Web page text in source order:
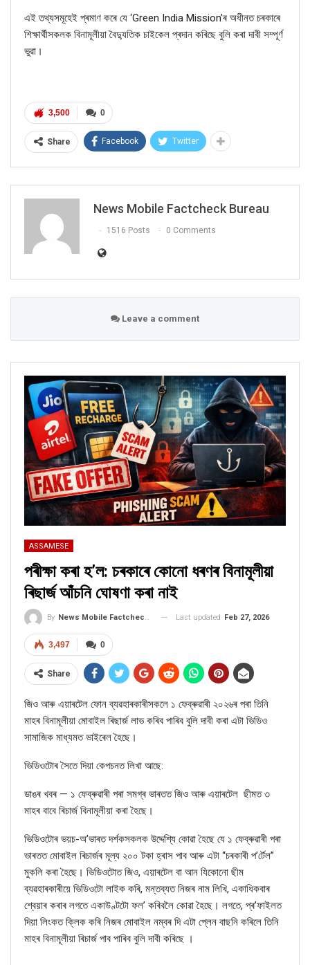
এই তথ্যসমূহেই প্ৰমাণ কৰে যে ‘Green India Mission’ৰ অধীনত চৰকাৰে
শিক্ষাৰ্থীসকলক বিনামূলীয়া বৈদ্যুতিক চাইকেল প্ৰদান কৰিছে বুলি কৰা দাবী সম্পূৰ্ণ
ভুৱা।
0
3,500
Share Facebook Twitter
News Mobile Factcheck Bureau
1516 Posts 0 Comments
Leave a comment
ASSAMESE
পৰীক্ষা কৰা হ’ল: চৰকাৰে কোনো ধৰণৰ বিনামূলীয়া
ৰিছাৰ্জ আঁচনি ঘোষণা কৰা নাই
By News Mobile Factcheck Bureau Last updated Feb 27, 2026
0
3,497
Share
জিও আৰু এয়াৰটেল ফোন ব্যৱহাৰকাৰীসকলে ১ ফেব্ৰুৱাৰী ২০২৬ৰ পৰা তিনি
মাহৰ বিনামূলীয়া মোবাইল ৰিছাৰ্জ লাভ কৰিব পাৰিব বুলি দাবী কৰা এটা ভিডিও
সামাজিক মাধ্যমত ভাইৰেল হৈছে।
ভিডিওটোৰ সৈতে দিয়া কেপচনত লিখা আছে:
ডাঙৰ খবৰ — ১ ফেব্ৰুৱাৰী পৰা সমগ্ৰ ভাৰততজিও আৰু এয়াৰটেল ছীমত ৩
মাহৰ বাবে ৰিচাৰ্জ বিনামূলীয়া কৰা হৈছে।
ভিডিওটোৰ ভয়চ-অ’ভাৰত দৰ্শকসকলক উদ্দেশ্যি কোৱা হৈছে যে ১ ফেব্ৰুৱাৰী পৰা
ভাৰতত মোবাইল ৰিচাৰ্জৰ মূল্য ২০০ টকা হ্ৰাস পাব আৰু এটা “চৰকাৰী প’ৰ্টেল”
মুকলি কৰা হৈছে। ভিডিওটোত জিও, এয়াৰটেল বা আন যিকোনো ছীম
ব্যৱহাৰকাৰীয়ে ভিডিওটো লাইক কৰি, মন্তব্যত নিজৰ নাম লিখি, একাধিকবাৰ
শ্বেয়াৰ কৰাৰ লগতে একাউণ্টটো ফল’ কৰিবলৈ কোৱা হৈছে। লগতে, প্ৰ’ফাইলত
দিয়া লিংকত ক্লিক কৰি নিজৰ মোবাইল নম্বৰ দি এটা প্লেন বাছনি কৰিলে তিনি
মাহৰ বিনামূলীয়া ৰিচাৰ্জ পাব পাৰিব বুলি দাবী কৰিছে ।